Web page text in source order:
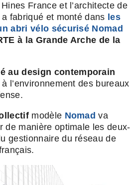
France et l’architecte de
fabriqué et monté dans les
abri vélo sécurisé Nomad
à la Grande Arche de la
au design contemporain
l’environnement des bureaux
modèle Nomadva
de manière optimale les deux-
gestionnaire du réseau de